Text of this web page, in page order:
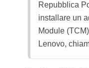
Repubblica
installare un
Module
Lenovo,